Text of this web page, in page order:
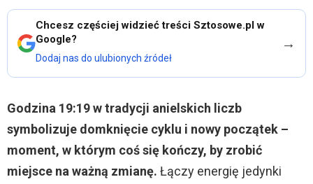
Chcesz częściej widzieć treści Sztosowe.pl w
Google?
Dodaj nas do ulubionych źródeł
→
Godzina 19:19 w tradycji anielskich liczb
symbolizuje domknięcie cyklu i nowy początek –
moment, w którym coś się kończy, by zrobić
miejsce na ważną zmianę. Łączy energię jedynki